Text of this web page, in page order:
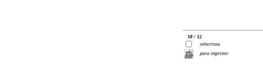
10 / 12
selecciona
para imprimir